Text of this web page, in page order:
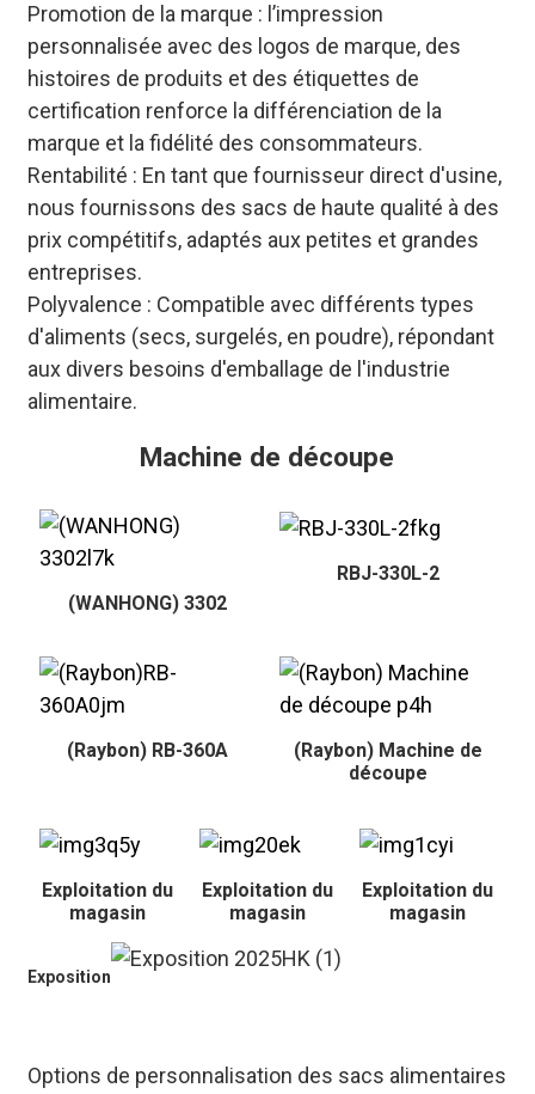
Promotion de la marque : l’impression
personnalisée avec des logos de marque, des
histoires de produits et des étiquettes de
certification renforce la différenciation de la
marque et la fidélité des consommateurs.
Rentabilité : En tant que fournisseur direct d'usine,
nous fournissons des sacs de haute qualité à des
prix compétitifs, adaptés aux petites et grandes
entreprises.
Polyvalence : Compatible avec différents types
d'aliments (secs, surgelés, en poudre), répondant
aux divers besoins d'emballage de l'industrie
alimentaire.
Machine de découpe
(WANHONG) 3302
RBJ-330L-2
(Raybon) RB-360A
(Raybon) Machine de
découpe
Exploitation du
magasin
Exploitation du
magasin
Exploitation du
magasin
Exposition
Options de personnalisation des sacs alimentaires